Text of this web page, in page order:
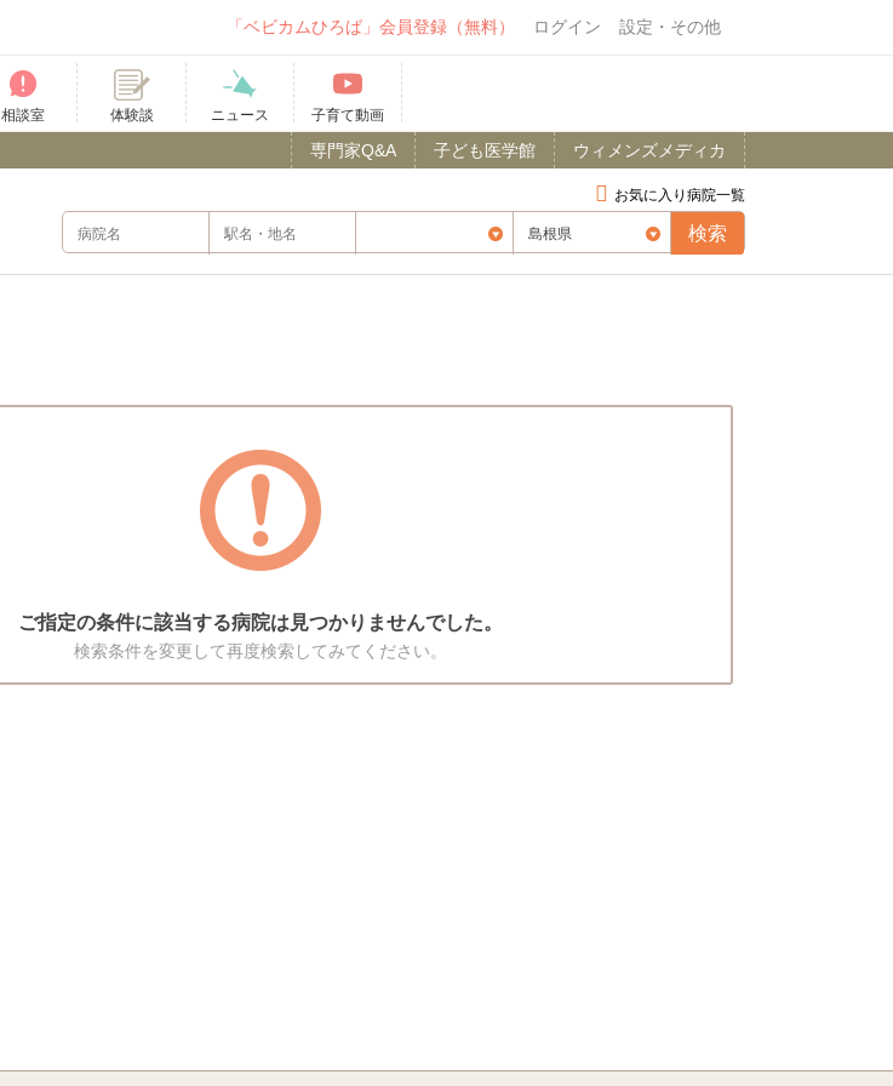
「ベビカムひろば」会員登録（無料） ログイン 設定・その他
相談室 体験談 ニュース 子育て動画
ウィメンズメディカ
子ども医学館
専門家Q&A
お気に入り病院一覧
ご指定の条件に該当する病院は見つかりませんでした。
検索条件を変更して再度検索してみてください。